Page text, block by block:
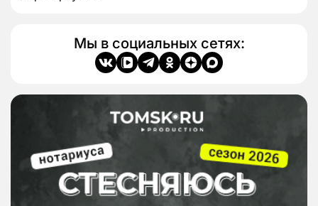
Мы в социальных сетях: